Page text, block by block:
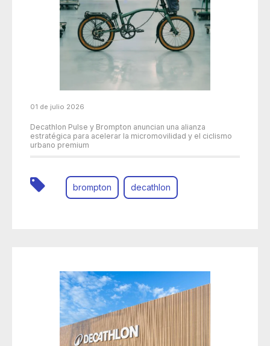
01 de julio 2026
Decathlon Pulse y Brompton anuncian una alianza
estratégica para acelerar la micromovilidad y el ciclismo
urbano premium
brompton decathlon